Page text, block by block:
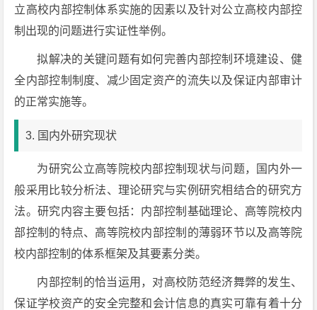
立高校内部控制体系实施的因素以及针对公立高校内部控
制出现的问题进行实证性举例。
拟解决的关键问题有如何完善内部控制环境建设、健
全内部控制制度、减少固定资产的流失以及保证内部审计
的正常实施等。
3. 国内外研究现状
为研究公立高等院校内部控制现状与问题，国内外一
般采用比较分析法、理论研究与实例研究相结合的研究方
法。研究内容主要包括：内部控制基础理论、高等院校内
部控制的特点、高等院校内部控制的薄弱环节以及高等院
校内部控制的体系框架及其要素分类。
内部控制的恰当运用，对高校防范经济舞弊的发生、
保证学校资产的安全完整和会计信息的真实可靠有着十分